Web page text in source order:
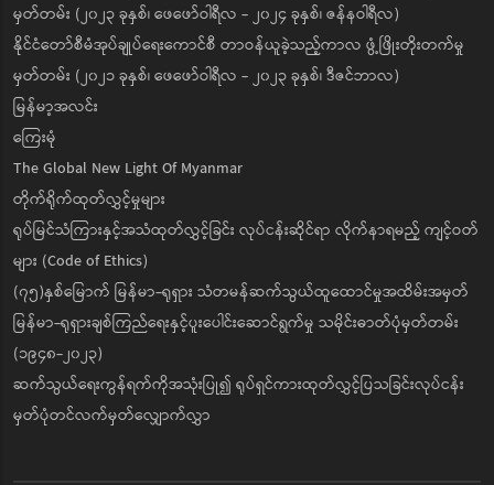
မှတ်တမ်း (၂၀၂၃ ခုနှစ်၊ ဖေဖော်ဝါရီလ - ၂၀၂၄ ခုနှစ်၊ ဇန်နဝါရီလ)
နိုင်ငံတော်စီမံအုပ်ချုပ်ရေးကောင်စီ တာဝန်ယူခဲ့သည့်ကာလ ဖွံ့ဖြိုးတိုးတက်မှု
မှတ်တမ်း (၂၀၂၁ ခုနှစ်၊ ဖေဖော်ဝါရီလ - ၂၀၂၃ ခုနှစ်၊ ဒီဇင်ဘာလ)
မြန်မာ့အလင်း
ကြေးမုံ
The Global New Light Of Myanmar
တိုက်ရိုက်ထုတ်လွှင့်မှုများ
ရုပ်မြင်သံကြားနှင့်အသံထုတ်လွှင့်ခြင်း လုပ်ငန်းဆိုင်ရာ လိုက်နာရမည့် ကျင့်ဝတ်
များ (Code of Ethics)
(၇၅)နှစ်မြောက် မြန်မာ-ရုရှား သံတမန်ဆက်သွယ်ထူထောင်မှုအထိမ်းအမှတ်
မြန်မာ-ရုရှားချစ်ကြည်ရေးနှင့်ပူးပေါင်းဆောင်ရွက်မှု သမိုင်းဓာတ်ပုံမှတ်တမ်း
(၁၉၄၈-၂၀၂၃)
ဆက်သွယ်ရေးကွန်ရက်ကိုအသုံးပြု၍ ရုပ်ရှင်ကားထုတ်လွှင့်ပြသခြင်းလုပ်ငန်း
မှတ်ပုံတင်လက်မှတ်လျှောက်လွှာ